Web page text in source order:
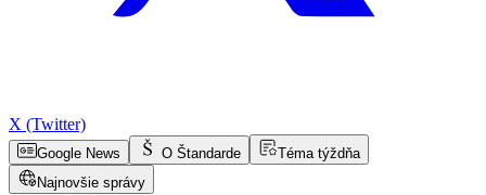
X (Twitter)
Google News O Štandarde
Téma týždňa
Najnovšie správy